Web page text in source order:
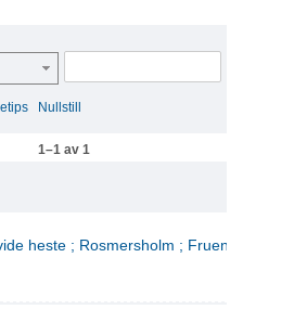
Nullstill
1–1 av 1
heste ; Rosmersholm ; Fruen fra havet